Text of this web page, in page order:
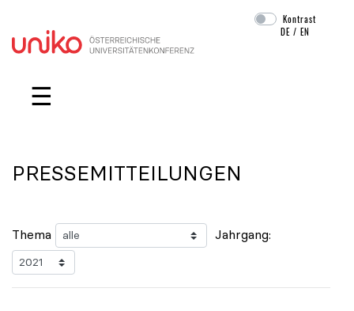
Navigation überspringen
Kontrast
DE /EN
☰
PRESSEMITTEILUNGEN
Thema Jahrgang: